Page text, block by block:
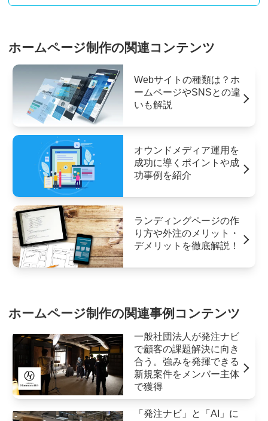
ホームページ制作の関連コンテンツ
Webサイトの種類は？ホ
ームページやSNSとの違
いも解説
オウンドメディア運用を
成功に導くポイントや成
功事例を紹介
ランディングページの作
り方や外注のメリット・
デメリットを徹底解説！
ホームページ制作の関連事例コンテンツ
一般社団法人が発注ナビ
で顧客の課題解決に向き
合う。強みを発揮できる
新規案件をメンバー主体
で獲得
「発注ナビ」と「AI」に